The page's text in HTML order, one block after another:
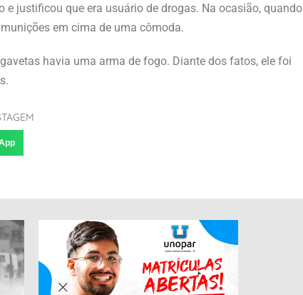
justificou que era usuário de drogas. Na ocasião, quando
em cima de uma cômoda.
havia uma arma de fogo. Diante dos fatos, ele foi